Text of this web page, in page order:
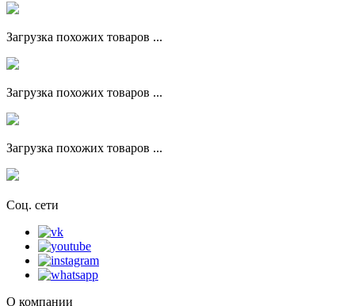
Загрузка похожих товаров ...
Загрузка похожих товаров ...
Загрузка похожих товаров ...
Соц. сети
О компании